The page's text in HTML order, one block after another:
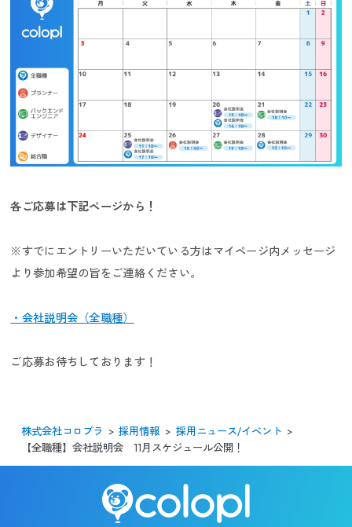
パラアスリート採用
各ご応募は下記ページから！
※すでにエントリーいただいている方はマイページ内メッセージ
より参加希望の旨をご連絡ください。
・会社説明会（全職種）
ご応募お待ちしております！
株式会社コロプラ 採用情報
採用ニュース/イベント
【全職種】会社説明会 11月スケジュール公開！